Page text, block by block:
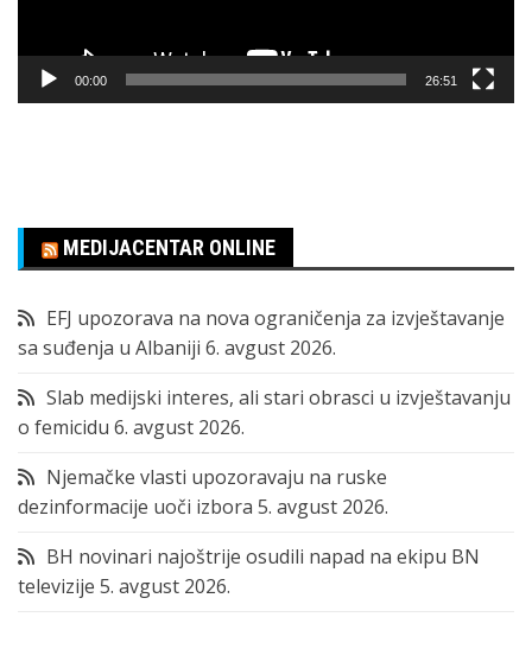
00:00 26:51
MEDIJACENTAR ONLINE
EFJ upozorava na nova ograničenja za izvještavanje
sa suđenja u Albaniji 6. avgust 2026.
Slab medijski interes, ali stari obrasci u izvještavanju
o femicidu 6. avgust 2026.
Njemačke vlasti upozoravaju na ruske
dezinformacije uoči izbora 5. avgust 2026.
BH novinari najoštrije osudili napad na ekipu BN
televizije 5. avgust 2026.